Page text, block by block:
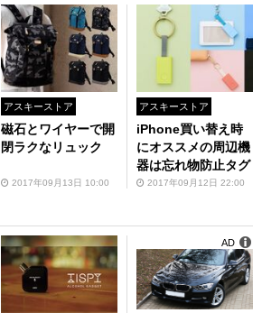
アスキーストア
磁石とワイヤーで開
閉ラクなリュック
2017年09月13日 10:00
アスキーストア
iPhone買い替え時
にオススメの周辺機
器は忘れ物防止タグ
2017年09月12日 22:00
AD